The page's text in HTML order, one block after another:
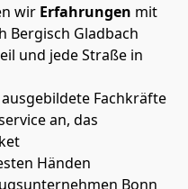
wir Erfahrungen mit
Bergisch Gladbach
und jede Straße in
Fachkräfte
an, das
Händen
Bonn